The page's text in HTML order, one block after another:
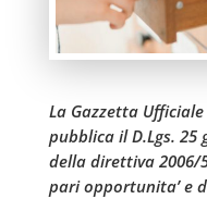
La Gazzetta
pubblica il D.Lgs. 25
della direttiva 2006/
pari opportunita’ e